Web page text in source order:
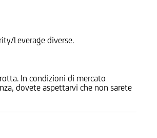
Leverage diverse.
In condizioni di mercato
dovete aspettarvi che non sarete